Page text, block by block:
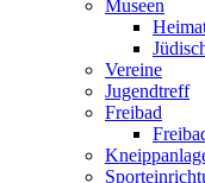
Museen
Vereine
Jugendtreff
Freibad